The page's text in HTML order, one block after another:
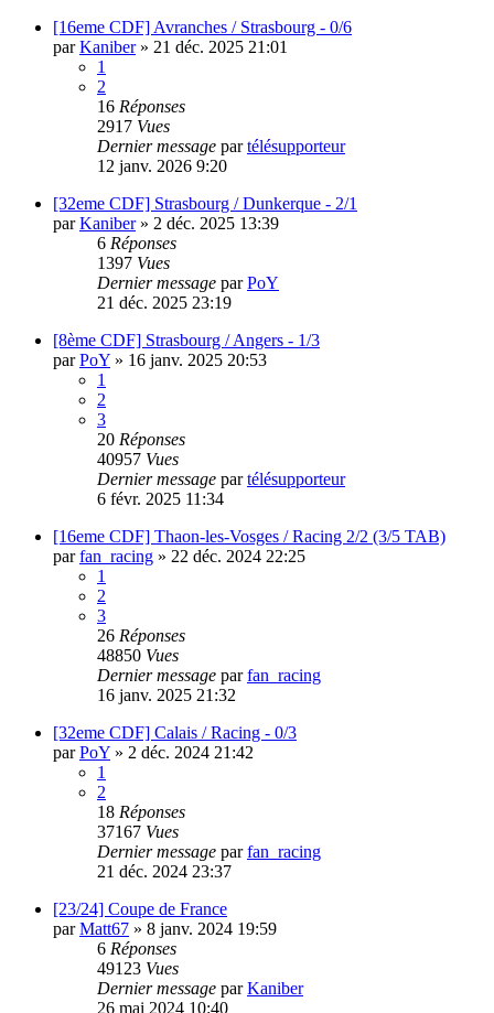
[16eme CDF] Avranches / Strasbourg - 0/6
parKaniber» 21 déc. 2025 21:01
1
2
16 Réponses
2917 Vues
Dernier message partélésupporteur
12 janv. 2026 9:20
[32eme CDF] Strasbourg / Dunkerque - 2/1
parKaniber» 2 déc. 2025 13:39
6 Réponses
1397 Vues
Dernier message parPoY
21 déc. 2025 23:19
[8ème CDF] Strasbourg / Angers - 1/3
parPoY » 16 janv. 2025 20:53
1
2
3
20 Réponses
40957 Vues
Dernier message partélésupporteur
6 févr. 2025 11:34
[16eme CDF] Thaon-les-Vosges / Racing 2/2 (3/5 TAB)
parfan_racing » 22 déc. 2024 22:25
1
2
3
26 Réponses
48850 Vues
Dernier message parfan_racing
16 janv. 2025 21:32
[32eme CDF] Calais / Racing - 0/3
parPoY » 2 déc. 2024 21:42
1
2
18 Réponses
37167 Vues
Dernier message parfan_racing
21 déc. 2024 23:37
[23/24] Coupe de France
parMatt67 » 8 janv. 2024 19:59
6 Réponses
49123 Vues
Dernier message parKaniber
26 mai 2024 10:40